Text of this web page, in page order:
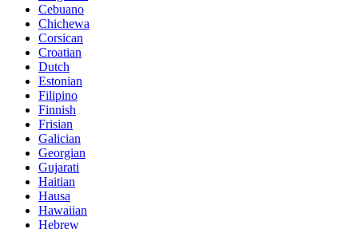
Cebuano
Chichewa
Corsican
Croatian
Dutch
Estonian
Filipino
Finnish
Frisian
Galician
Georgian
Gujarati
Haitian
Hausa
Hawaiian
Hebrew